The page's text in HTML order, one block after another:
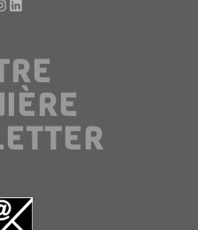
LinkedIn